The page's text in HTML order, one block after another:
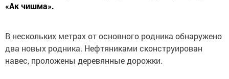
«Ак чишма».
В нескольких метрах от основного родника обнаружено
два новых родника. Нефтяниками сконструирован
навес, проложены деревянные дорожки.